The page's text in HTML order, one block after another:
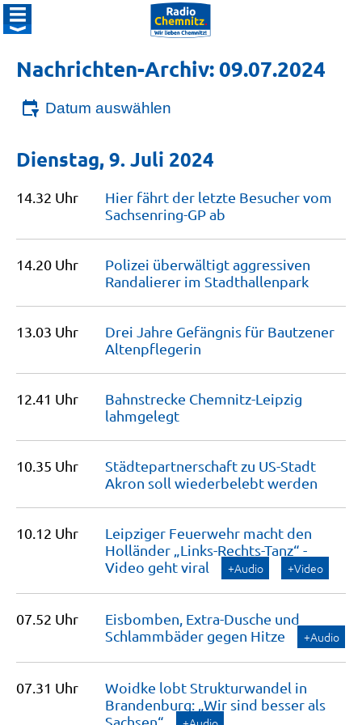
Nachrichten-Archiv: 09.07.2024
Datum auswählen
Dienstag, 9. Juli 2024
14.32 Uhr
Hier fährt der letzte Besucher vom
Sachsenring-GPab
14.20 Uhr
Polizei überwältigt aggressiven
Randalierer im Stadthallenpark
13.03 Uhr
Drei Jahre Gefängnis für Bautzener
Altenpflegerin
12.41 Uhr
Bahnstrecke Chemnitz-Leipzig
lahmgelegt
10.35 Uhr
Städtepartnerschaft zu US-Stadt
Akron soll wiederbelebtwerden
10.12 Uhr
Leipziger Feuerwehr macht den
Holländer „Links-Rechts-Tanz“ -
Video gehtviral +Audio +Video
07.52 Uhr
Eisbomben, Extra-Dusche und
Schlammbäder gegen Hitze +Audio
07.31 Uhr
Woidke lobt Strukturwandel in
Brandenburg: „Wir sind besser als
Sachsen“